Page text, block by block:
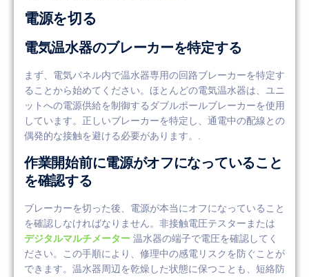
電源を切る
電気温水器のブレーカーを特定する
まず、電気パネル内で温水器専用の回路ブレーカーを特定す
ることから始めてください。ほとんどの電気温水器は、ユニ
ットへの電源供給を制御するダブルポールブレーカーを使用
しています。正しいブレーカーを特定し、通電中の配線との
偶発的な接触を避ける必要があります。.
作業開始前に電源がオフになっていること
を確認する
ブレーカーを切った後、電源が本当にオフになっていること
を確認しなければなりません。非接触電圧テスターまたは
デジタルマルチメーター 温水器の端子で電圧を確認してく
ださい。この手順により、修理中の感電リスクを防ぐことが
できます。温水器周辺を乾燥した状態に保つことも、短絡防